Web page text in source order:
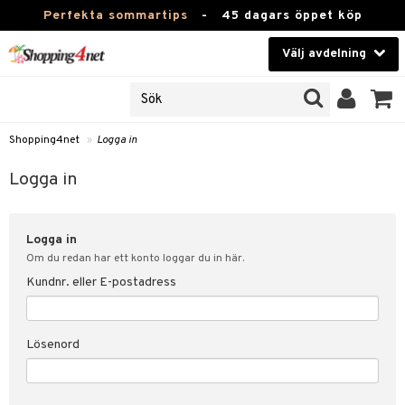
Perfekta sommartips - 45 dagars öppet köp
Välj avdelning
Kontaktlinser
Hälsokost
Fitness
Hem & Inredning
Leksaker, Barn & Baby
Varumärken
Shopping4net » Logga in
Logga in
Logga in
Om du redan har ett konto loggar du in här.
Kundnr. eller E-postadress
Lösenord
svar